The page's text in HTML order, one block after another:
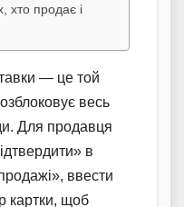
хто продає і
— це той
весь
Для продавця
в
ввести
картки, щоб